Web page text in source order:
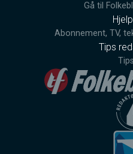
Gå til
Abonnement, TV,
Tips